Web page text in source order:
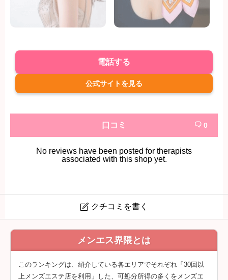
電話する
公式サイトを見る
口コミ  0
No reviews have been posted for therapists
associated with this shop yet.
 クチコミを書く
RAFEEL 春日井店 (ラフィール)
メンエス界隈とは
このランキングは、紹介している各エリアでそれぞれ「30回以
上メンズエステ店を利用」した、可処分所得の多くをメンズエ